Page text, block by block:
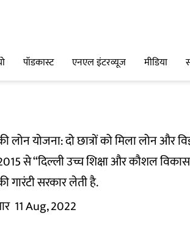
पॉडकास्ट एनएल इंटरव्यूज मीडिया
लोन योजना: दो छात्रों को मिला लोन और
से “दिल्ली उच्च शिक्षा और कौशल
गारंटी सरकार लेती है.
11 Aug, 2022